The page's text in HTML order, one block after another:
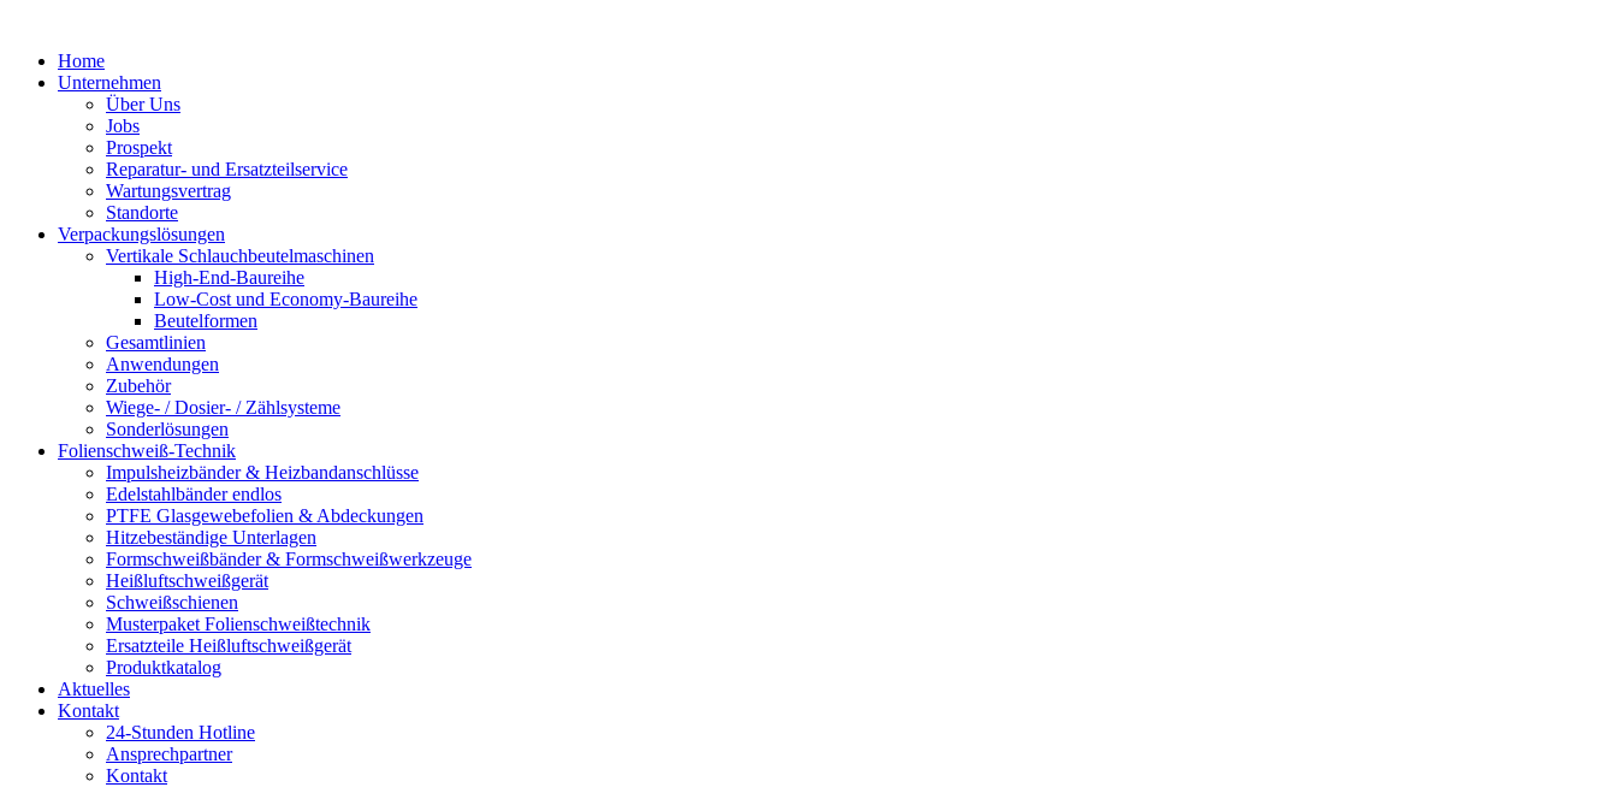
springenHome
Unternehmen
Über Uns
Jobs
Prospekt
Reparatur- und Ersatzteil­service
Wartungsvertrag
Standorte
Verpackungslösungen
Vertikale Schlauch­beutelmaschinen
High-End-Baureihe
Low-Cost und Economy-Baureihe
Beutelformen
Gesamtlinien
Anwendungen
Zubehör
Wiege- / Dosier- / Zählsysteme
Sonderlösungen
Folienschweiß-Technik
Impuls­heizbänder & Heizband­anschlüsse
Edelstahlbänder endlos
PTFE Glas­gewebefolien & Abdeckungen
Hitzebeständige Unterlagen
Formschweiß­bänder & Formschweiß­werkzeuge
Heißluftschweißgerät
Schweiß­schienen
Musterpaket Folienschweißtechnik
Ersatzteile Heißluftschweißgerät
Produktkatalog
Aktuelles
Kontakt
24-Stunden Hotline
Ansprechpartner
Kontakt